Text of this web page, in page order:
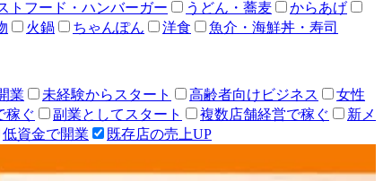
トフード・ハンバーガー うどん・蕎麦
からあげ
火鍋 ちゃんぽん 洋食 魚介・海鮮丼・寿司
業 未経験からスタート 高齢者向けビジネス
女性
稼ぐ 副業としてスタート 複数店舗経営で稼ぐ
新メ
低資金で開業 既存店の売上UP